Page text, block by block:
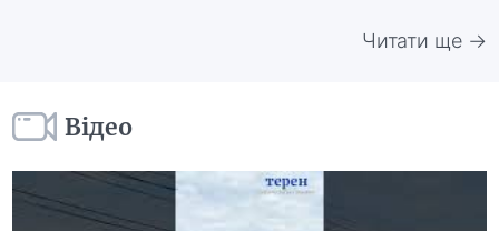
Читати ще →
Відео